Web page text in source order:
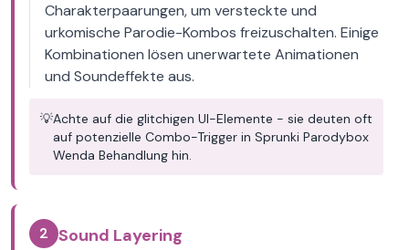
Charakterpaarungen, um versteckte und
urkomische Parodie-Kombos freizuschalten. Einige
Kombinationen lösen unerwartete Animationen
und Soundeffekte aus.
💡Achte auf die glitchigen UI-Elemente - sie deuten oft
auf potenzielle Combo-Trigger in Sprunki Parodybox
Wenda Behandlung hin.
2 Sound Layering